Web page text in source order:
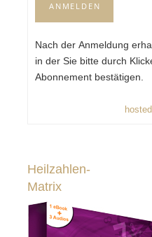
Nach der Anmeldung
in der Sie bitte durch
Abonnement bestätigen.
Heilzahlen-
Matrix